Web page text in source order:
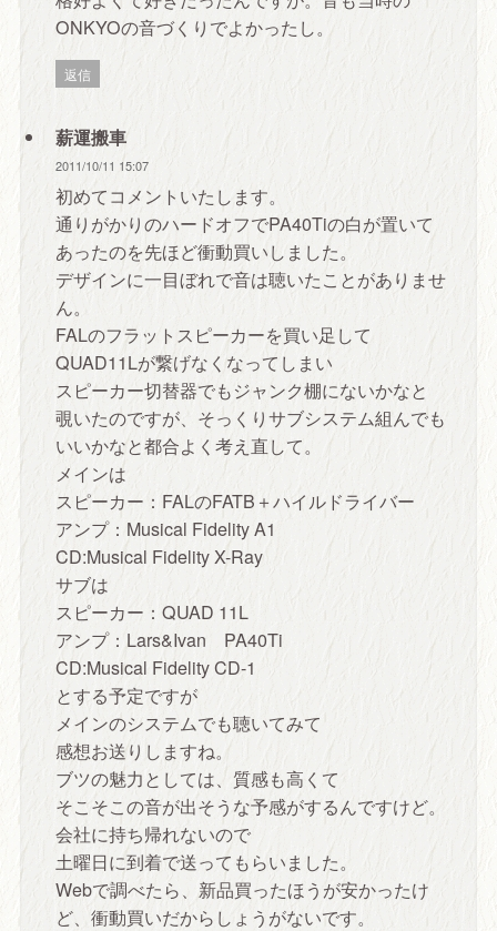
ONKYOの音づくりでよかったし。
返信
薪運搬車
2011/10/11 15:07
初めてコメントいたします。
通りがかりのハードオフでPA40Tiの白が置いて
あったのを先ほど衝動買いしました。
デザインに一目ぼれで音は聴いたことがありませ
ん。
FALのフラットスピーカーを買い足して
QUAD11Lが繋げなくなってしまい
スピーカー切替器でもジャンク棚にないかなと
覗いたのですが、そっくりサブシステム組んでも
いいかなと都合よく考え直して。
メインは
スピーカー：FALのFATB＋ハイルドライバー
アンプ：Musical Fidelity A1
CD:Musical Fidelity X-Ray
サブは
スピーカー：QUAD 11L
アンプ：Lars&Ivan PA40Ti
CD:Musical Fidelity CD-1
とする予定ですが
メインのシステムでも聴いてみて
感想お送りしますね。
ブツの魅力としては、質感も高くて
そこそこの音が出そうな予感がするんですけど。
会社に持ち帰れないので
土曜日に到着で送ってもらいました。
Webで調べたら、新品買ったほうが安かったけ
ど、衝動買いだからしょうがないです。